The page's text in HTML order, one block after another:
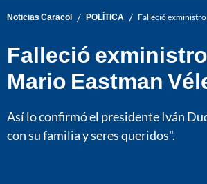
Noticias Caracol / POLÍTICA / Falleció exministro
Falleció
Mario Eastman
Así lo confirmó el presidente Iván
con su familia y seres queridos".